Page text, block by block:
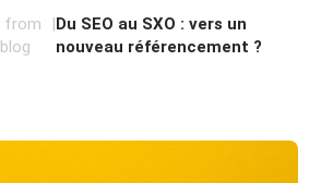
from
|Du SEO au SXO : vers un
nouveau référencement ?